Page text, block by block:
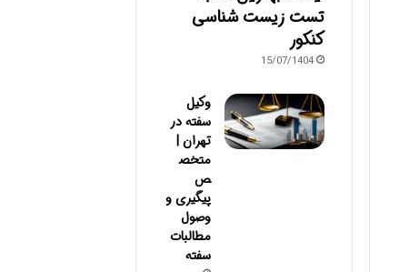
تست زیست شناسی
کنکور
15/07/1404
وکیل
سفته در
تهران |
متخص
ص
پیگیری و
وصول
مطالبات
سفته